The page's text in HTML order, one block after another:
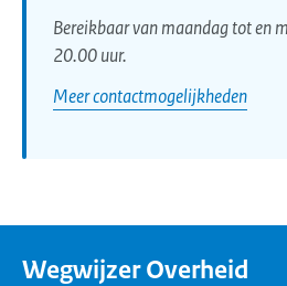
Bereikbaar van maandag tot en
20.00 uur.
Meer contactmogelijkheden
Wegwijzer Overheid